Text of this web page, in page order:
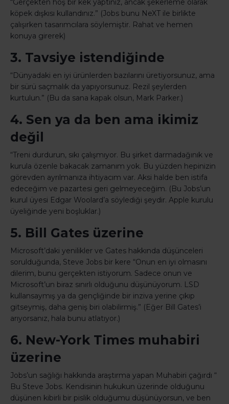
“Gerçekten hoş bir kek yaptınız, ancak şekerleme olarak
köpek dışkısı kullandınız.” (Jobs bunu NeXT ile birlikte
çalışırken tasarımcılara söylemiştir. Rahat ve hemen
konuya girerek)
3. Tavsiye istendiğinde
“Dünyadaki en iyi ürünlerden bazılarını üretiyorsunuz, ama
bir sürü saçmalık da yapıyorsunuz. Rezil şeylerden
kurtulun.” (Bu da sana kapak olsun, Mark Parker.)
4. Sen ya da ben ama ikimiz
değil
“Treni durdurun, sıkı çalışmıyor. Bu şirket darmadağınık ve
kurula özenle bakacak zamanım yok. Bu yüzden hepinizin
görevden ayrılmanıza ihtiyacım var. Aksi halde ben istifa
edeceğim ve pazartesi geri gelmeyeceğim. (Bu Jobs’un
kurul üyesi Edgar Woolard’a söylediği şeydir. Apple kurulu
üyeliğinde yeni boşluklar.)
5. Bill Gates üzerine
Microsoft’daki yenilikler ve Gates hakkında düşünceleri
sorulduğunda, Steve Jobs bir kere “Onun en iyi olmasını
dilerim, bunu gerçekten istiyorum. Sadece onun ve
Microsoft’un biraz sınırlı olduğunu düşünüyorum. LSD
kullansaymış ya da gençliğinde bir inziva yerine çıkıp
gitseymiş, daha geniş biri olabilirmiş.” (Eğer Bill Gates’i
arıyorsanız, hala bunu atlatıyor.)
6. New-York Times muhabiri
üzerine
Jobs’un sağlığı hakkında araştırma yapan Muhabiri çağırdı “
Bu Steve Jobs. Kendisinin hukukun üzerinde olduğunu
düşünen kibirli bir pislik olduğumu düşünüyorsun, ve ben